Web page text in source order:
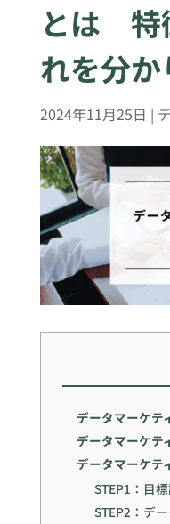
とは 特
れを分
2024年11月25日 |
データマーケテ
データマーケテ
データマーケテ
STEP1：目
STEP2：デ